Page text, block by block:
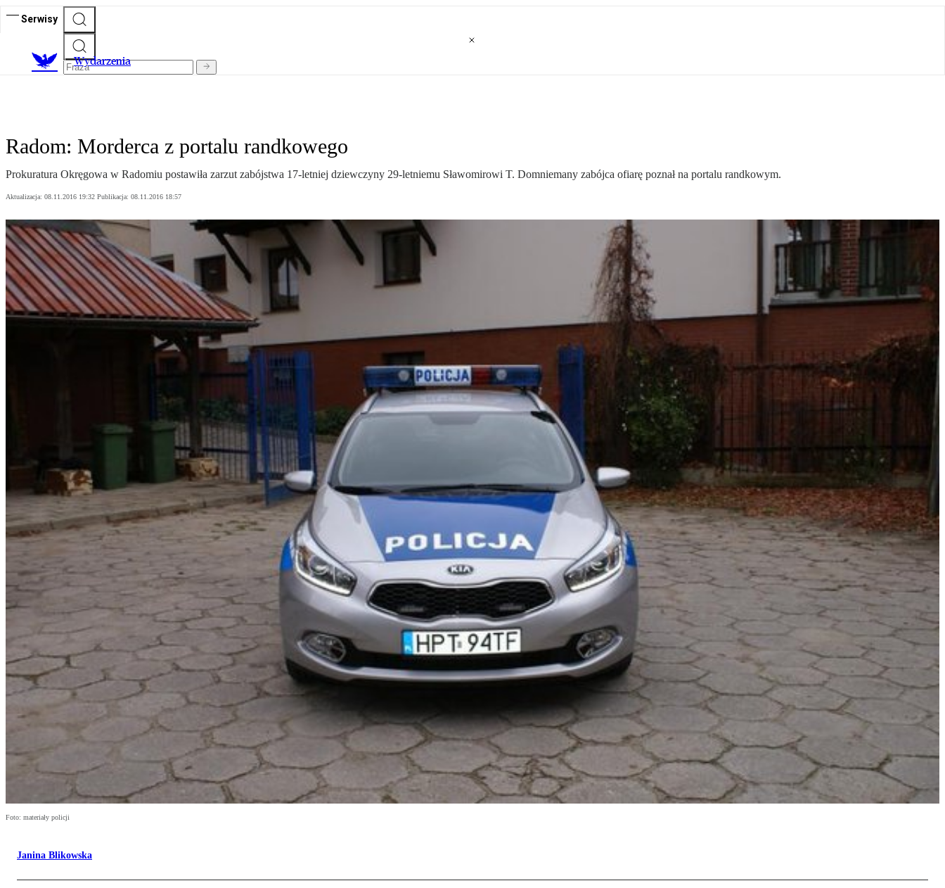
Serwisy
Wydarzenia
Radom: Morderca z portalu randkowego
Prokuratura Okręgowa w Radomiu postawiła zarzut zabójstwa 17-letniej dziewczyny 29-letniemu Sławomirowi T. Domniemany zabójca ofiarę poznał na portalu randkowym.
Aktualizacja: 08.11.2016 19:32 Publikacja: 08.11.2016 18:57
Foto: materiały policji
Janina Blikowska